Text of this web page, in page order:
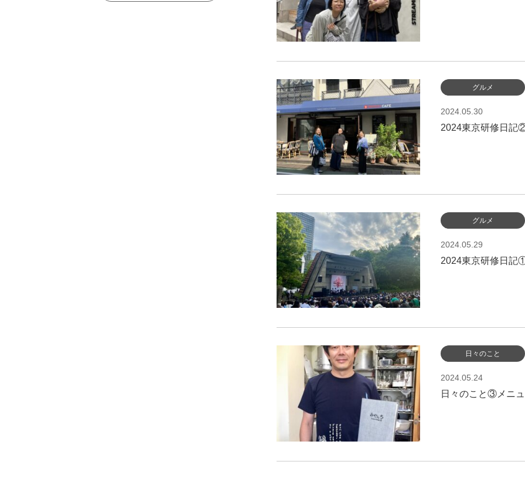
グルメ
2024.05.30
2024東京研修日記
グルメ
2024.05.29
2024東京研修日記
日々のこと
2024.05.24
日々のこと③メニ